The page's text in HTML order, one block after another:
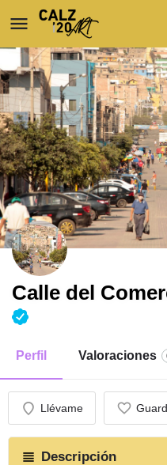
Calle del
Perfil Valoraciones
Llévame
Descripción